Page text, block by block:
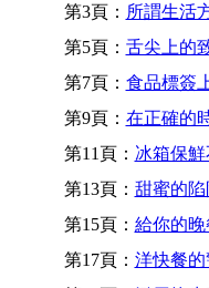
第3頁： 所謂生活
第5頁： 舌尖上的
第7頁： 食品標簽
第9頁： 在正確的
第11頁： 冰箱保
第13頁： 甜蜜的陷
第15頁： 給你的
第17頁： 洋快餐